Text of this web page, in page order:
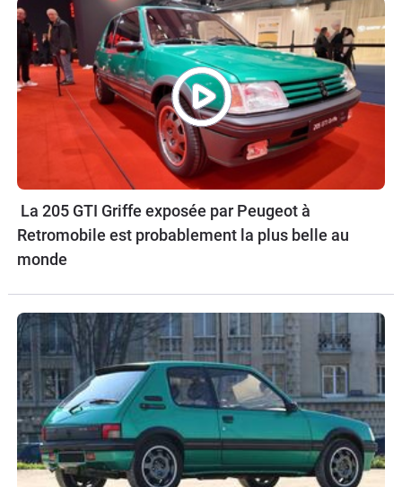
La 205 GTI Griffe exposée par Peugeot à
Retromobile est probablement la plus belle au
monde